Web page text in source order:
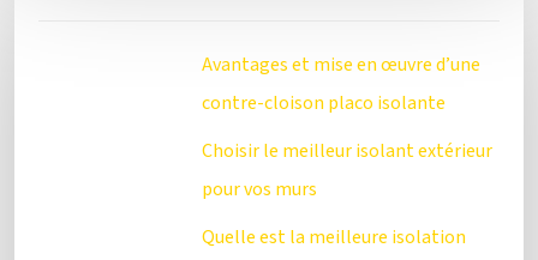
Avantages et mise en œuvre d’une
contre-cloison placo isolante
Choisir le meilleur isolant extérieur
pour vos murs
Quelle est la meilleure isolation